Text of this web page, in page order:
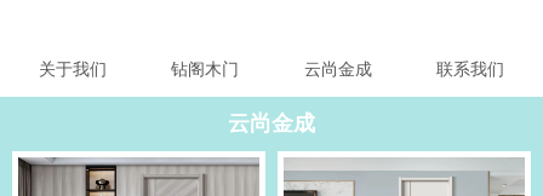
关于我们 钻阁木门 云尚金成 联系我们
云尚金成